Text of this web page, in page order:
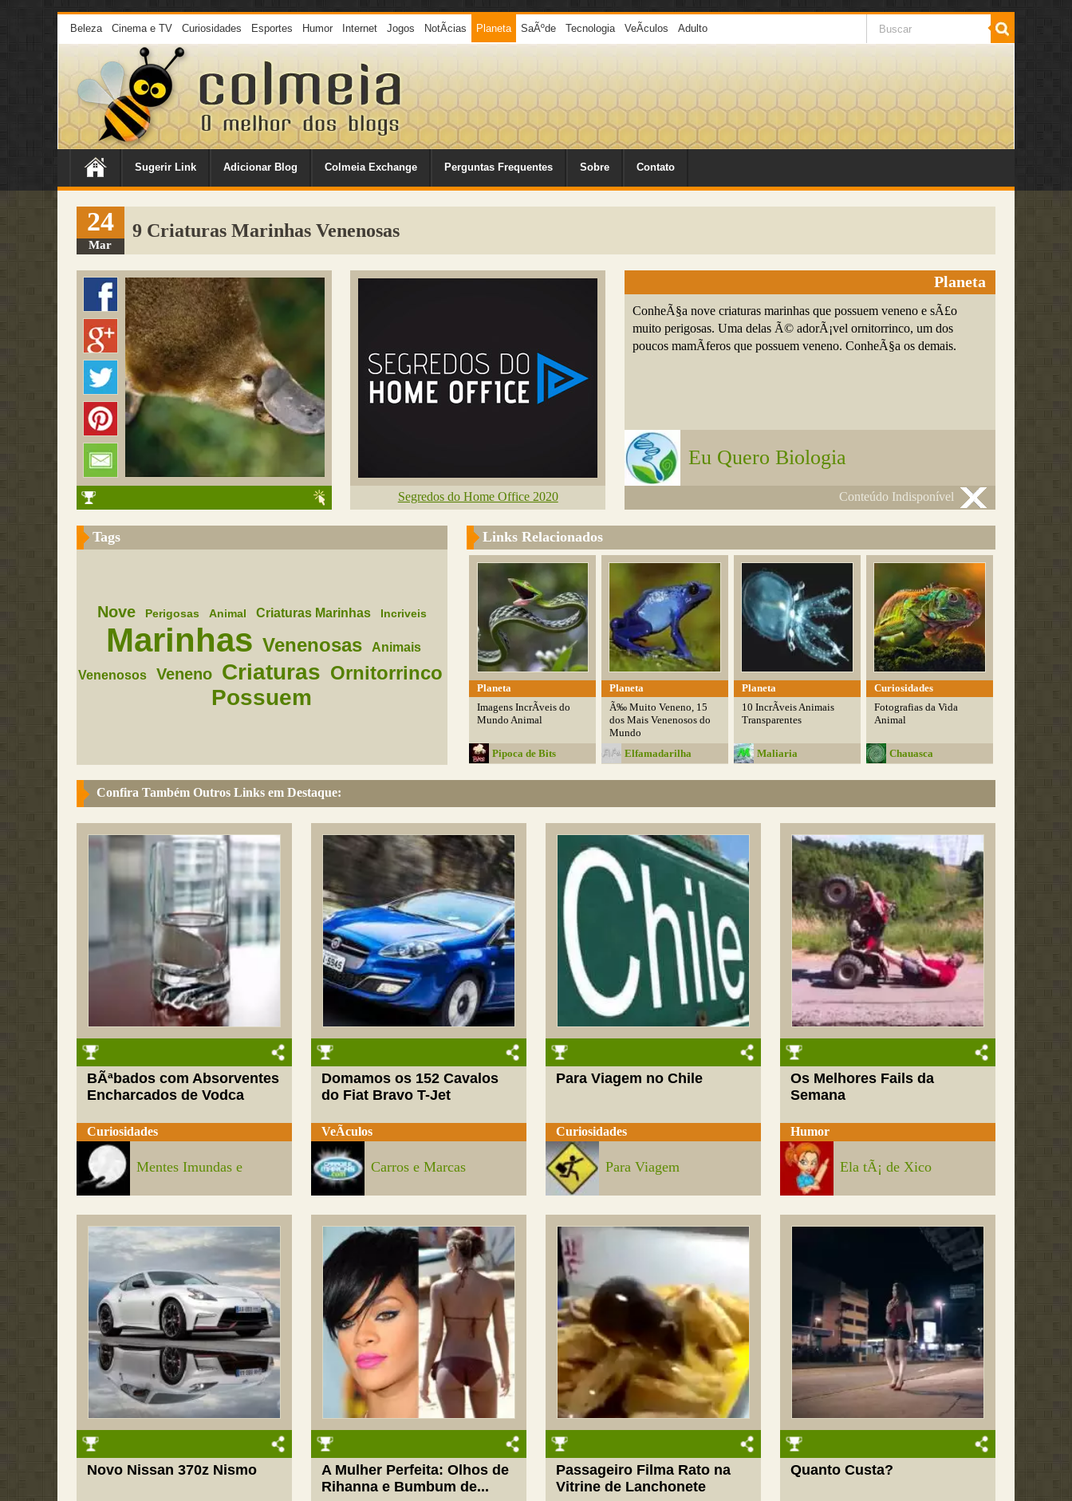
Beleza Cinema e TV Curiosidades Esportes Humor Internet Jogos NotÃ­cias Planeta SaÃºde Tecnologia VeÃ­culos Adulto
Sugerir Link Adicionar Blog Colmeia Exchange Perguntas Frequentes Sobre Contato
24
Mar
9 Criaturas Marinhas Venenosas
Segredos do Home Office 2020
Planeta
ConheÃ§a nove criaturas marinhas que possuem veneno e sÃ£o
muito perigosas. Uma delas Ã© adorÃ¡vel ornitorrinco, um dos
poucos mamÃ­feros que possuem veneno. ConheÃ§a os demais.
Eu Quero Biologia
Conteúdo Indisponível
Tags
Nove Perigosas Animal Criaturas Marinhas Incriveis
Marinhas Venenosas Animais
Venenosos Veneno Criaturas Ornitorrinco
Possuem
Links Relacionados
Planeta
Imagens IncrÃ­veis do
Mundo Animal
Pipoca de Bits
Planeta
Ã‰ Muito Veneno, 15
dos Mais Venenosos do
Mundo
Elfamadarilha
Planeta
10 IncrÃ­veis Animais
Transparentes
Maliaria
Curiosidades
Fotografias da Vida
Animal
Chauasca
Confira Também Outros Links em Destaque:
BÃªbados com Absorventes
Encharcados de Vodca
Curiosidades
Mentes Imundas e
Domamos os 152 Cavalos
do Fiat Bravo T-Jet
VeÃ­culos
Carros e Marcas
Para Viagem no Chile
Curiosidades
Para Viagem
Os Melhores Fails da
Semana
Humor
Ela tÃ¡ de Xico
Novo Nissan 370z Nismo
A Mulher Perfeita: Olhos de
Rihanna e Bumbum de...
Passageiro Filma Rato na
Vitrine de Lanchonete
Quanto Custa?